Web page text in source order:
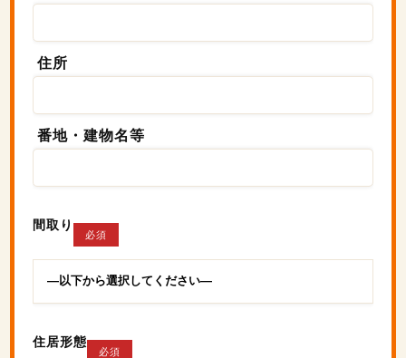
住所
番地・建物名等
間取り
必須
住居形態
必須